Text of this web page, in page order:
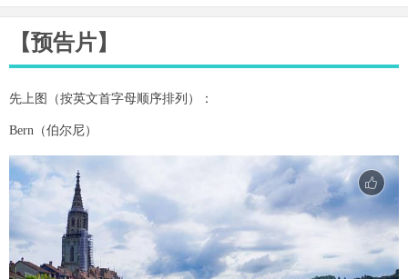
【预告片】
先上图（按英文首字母顺序排列）：
Bern（伯尔尼）